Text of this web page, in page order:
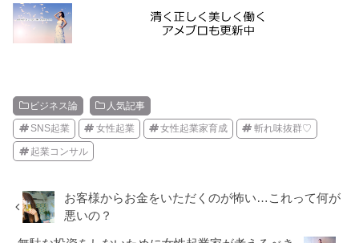
ビジネス論 人気記事
SNS起業 女性起業 女性起業家育成 斬れ味抜群♡
起業コンサル
お客様からお金をいただくのが怖い…これって何が
悪いの？